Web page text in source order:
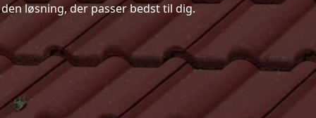
løsning, der passer bedst til dig.